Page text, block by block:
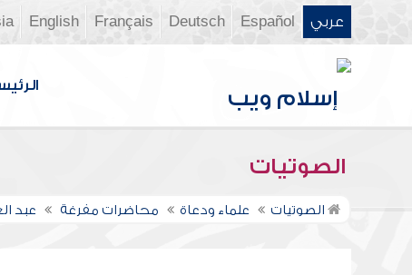
عربي Español
Deutsch
Français
English
الصوتيات
الصوتيات علماء ودعاة محاضرات مفرغة عبد